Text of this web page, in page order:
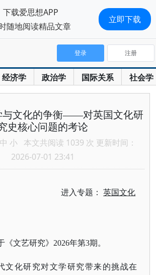
经济学 政治学 国际关系 社会学
登录 注册
与文化的争衡——对英国文化研
史核心问题的考论
中 小 本文共阅读 1039 次 更新时间：
2026-07-01 23:41
进入专题：英国文化
《文艺研究》 2026年第3期。
文化研究对文学研究带来的挑战在
下载爱思想APP
随地阅读精品文章
立即下载